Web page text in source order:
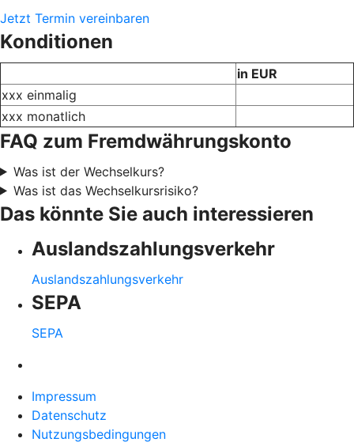
Jetzt Termin vereinbaren
Konditionen
in EUR
xxx einmalig
xxx monatlich
FAQ zum Fremdwährungskonto
Was ist der Wechselkurs?
Was ist das Wechselkursrisiko?
Das könnte Sie auch interessieren
Auslandszahlungsverkehr
Auslandszahlungsverkehr
SEPA
SEPA
Impressum
Datenschutz
Nutzungsbedingungen